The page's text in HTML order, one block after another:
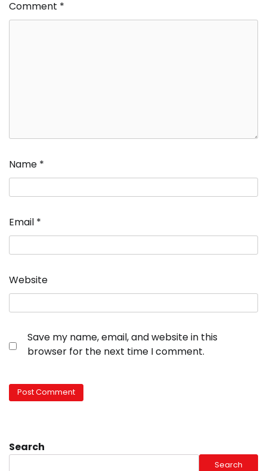
Comment *
Name *
Email *
Website
Save my name, email, and website in this
browser for the next time I comment.
Search
Search